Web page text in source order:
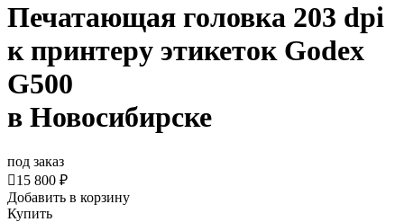
Печатающая головка 203 dpi
к принтеру этикеток Godex
G500
в Новосибирске
под заказ
15 800 ₽
Добавить в корзину
Купить